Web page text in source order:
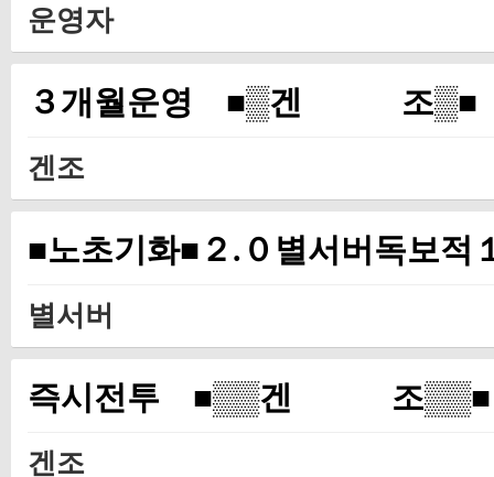
운영자
３개월운영 ■▒겐 조▒■
겐조
■노초기화■２.０별서버독보
별서버
즉시전투 ■▒▒겐 조▒▒■
겐조